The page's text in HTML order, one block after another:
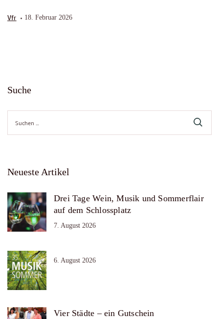
Vfr 18. Februar 2026
Suche
nach:
Neueste Artikel
Drei Tage Wein, Musik und Sommerflair
auf dem Schlossplatz
7. August 2026
6. August 2026
Vier Städte – ein Gutschein